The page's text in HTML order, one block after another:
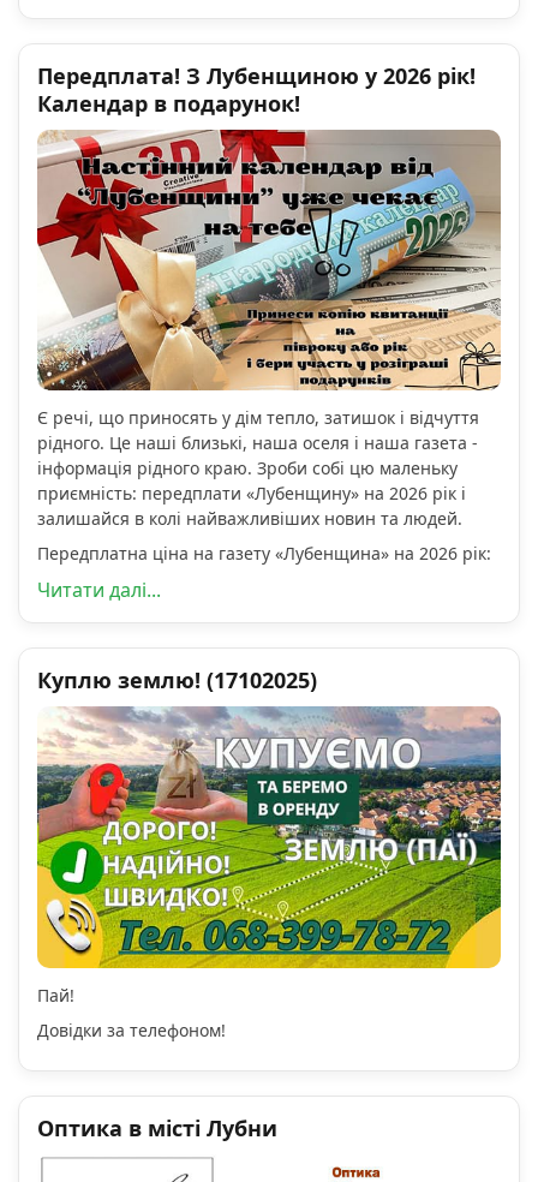
Передплата! З Лубенщиною у 2026 рік!
Календар в подарунок!
Є речі, що приносять у дім тепло, затишок і відчуття
рідного. Це наші близькі, наша оселя і наша газета -
інформація рідного краю. Зроби собі цю маленьку
приємність: передплати «Лубенщину» на 2026 рік і
залишайся в колі найважливіших новин та людей.
Передплатна ціна на газету «Лубенщина» на 2026 рік:
Читати далі...
Куплю землю! (17102025)
Пай!
Довідки за телефоном!
Оптика в місті Лубни